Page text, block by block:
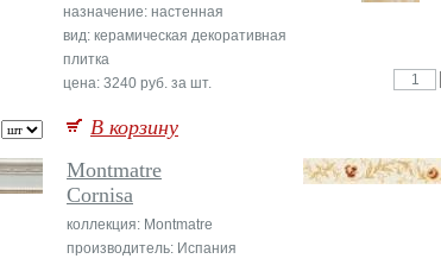
назначение: настенная
вид: керамическая декоративная
плитка
цена: 3240 руб. за шт.
В корзину
Montmatre
Cornisa
коллекция: Montmatre
производитель: Испания